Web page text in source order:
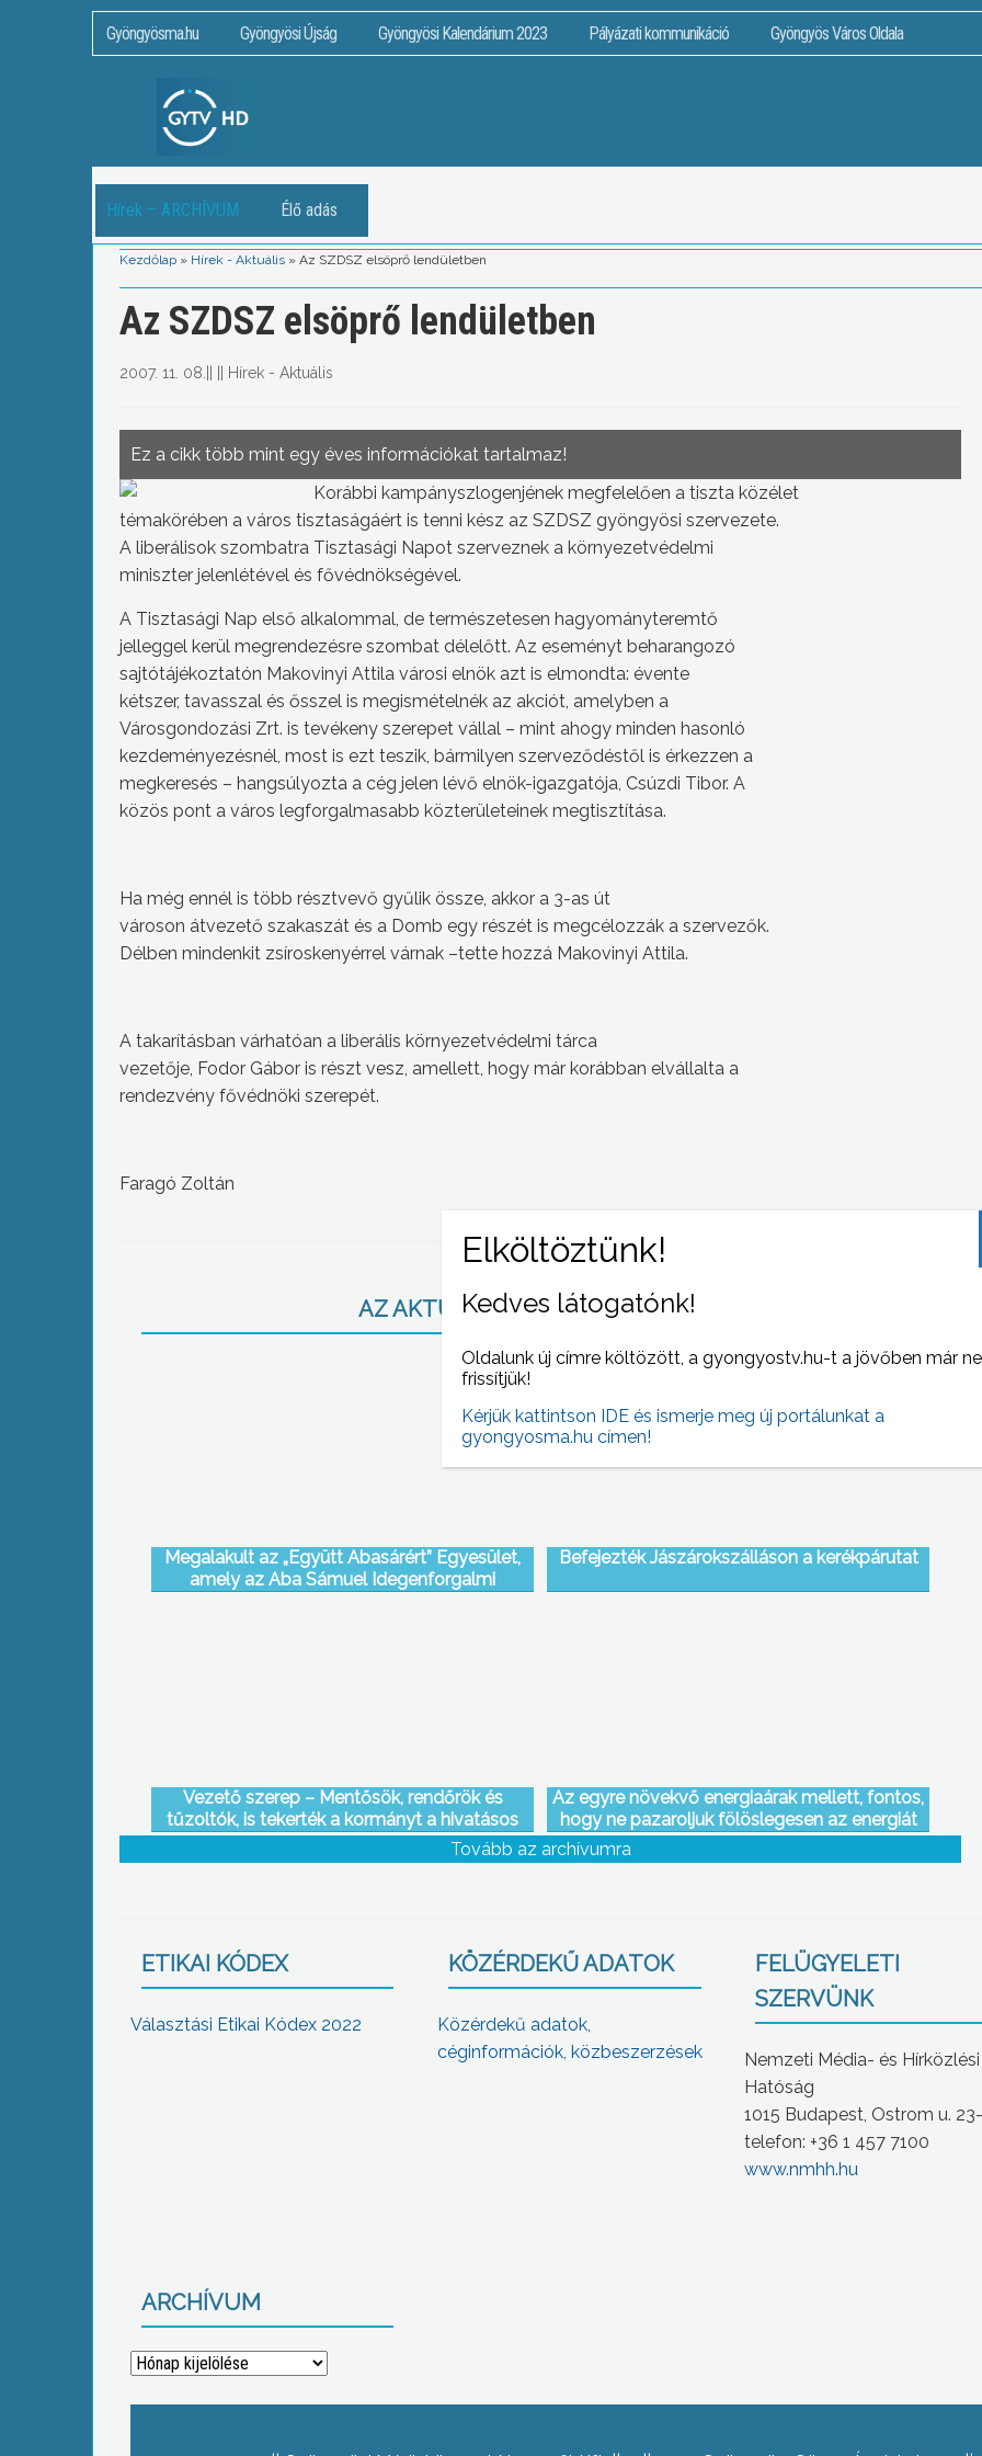
Gyöngyösma.hu Gyöngyösi Újság Gyöngyösi Kalendárium 2023 Pályázati kommunikáció Gyöngyös Város Oldala
Hírek – ARCHÍVUM Élő adás
Kezdőlap » Hírek - Aktuális » Az SZDSZ elsöprő lendületben
Az SZDSZ elsöprő lendületben
2007. 11. 08. Hírek - Aktuális
Ez a cikk több mint egy éves információkat tartalmaz!
Korábbi kampányszlogenjének megfelelően a tiszta közélet
témakörében a város tisztaságáért is tenni kész az SZDSZ gyöngyösi szervezete.
A liberálisok szombatra Tisztasági Napot szerveznek a környezetvédelmi
miniszter jelenlétével és fővédnökségével.
A Tisztasági Nap első alkalommal, de természetesen hagyományteremtő
jelleggel kerül megrendezésre szombat délelőtt. Az eseményt beharangozó
sajtótájékoztatón Makovinyi Attila városi elnök azt is elmondta: évente
kétszer, tavasszal és ősszel is megismételnék az akciót, amelyben a
Városgondozási Zrt. is tevékeny szerepet vállal – mint ahogy minden hasonló
kezdeményezésnél, most is ezt teszik, bármilyen szerveződéstől is érkezzen a
megkeresés – hangsúlyozta a cég jelen lévő elnök-igazgatója, Csúzdi Tibor. A
közös pont a város legforgalmasabb közterületeinek megtisztítása.
Ha még ennél is több résztvevő gyűlik össze, akkor a 3-as út
városon átvezető szakaszát és a Domb egy részét is megcélozzák a szervezők.
Délben mindenkit zsíroskenyérrel várnak –tette hozzá Makovinyi Attila.
A takarításban várhatóan a liberális környezetvédelmi tárca
vezetője, Fodor Gábor is részt vesz, amellett, hogy már korábban elvállalta a
rendezvény fővédnöki szerepét.
Faragó Zoltán
AZ AKTUÁLIS NAPI HÍREI
Megalakult az „Együtt Abasárért” Egyesület,
amely az Aba Sámuel Idegenforgalmi
Befejezték Jászárokszálláson a kerékpárutat
Vezető szerep – Mentősök, rendőrök és
tűzoltók, is tekerték a kormányt a hivatásos
sofőrök számára hirdetett
közlekedésbiztonsági versenyben
Az egyre növekvő energiaárak mellett, fontos,
hogy ne pazaroljuk fölöslegesen az energiát
Tovább az archívumra
ETIKAI KÓDEX
Választási Etikai Kódex 2022
KÖZÉRDEKŰ ADATOK
Közérdekű adatok,
céginformációk, közbeszerzések
FELÜGYELETI
SZERVÜNK
Nemzeti Média- és Hírközlési
Hatóság
1015 Budapest, Ostrom u.
telefon: +36 1 457 7100
www.nmhh.hu
ARCHÍVUM
Archívum
Kedves látogatónk!
Oldalunk új címre költözött, a gyongyostv.hu-t a jövőben már
frissítjük!
Kérjük kattintson IDE és ismerje meg új portálunkat a
gyongyosma.hu címen!